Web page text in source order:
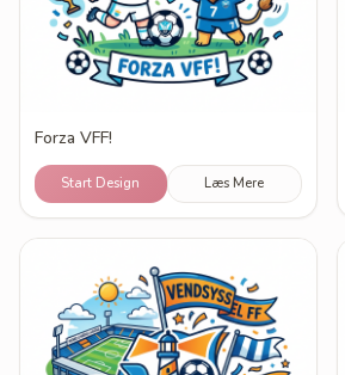
Forza VFF!
Start Design Læs Mere